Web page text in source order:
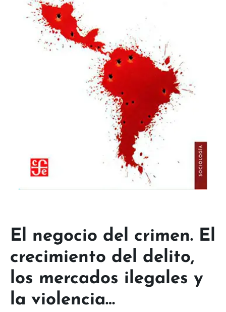
El negocio del crimen. El
crecimiento del delito,
los mercados ilegales y
la violencia…